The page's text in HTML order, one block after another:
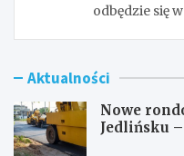
odbędzie się
Aktualności
Nowe
Jedlińsku